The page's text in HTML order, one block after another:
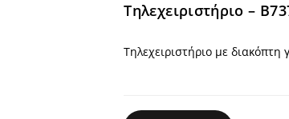
Τηλεχειριστήριο –
Τηλεχειριστήριο με διακόπτη